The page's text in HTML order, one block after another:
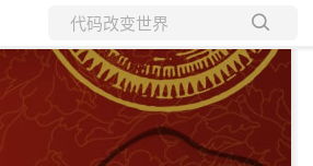
所有博客
当前博客